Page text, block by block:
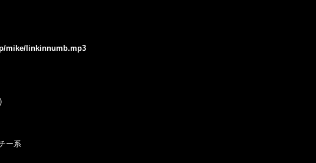
mike/linkinnumb.mp3
ー系